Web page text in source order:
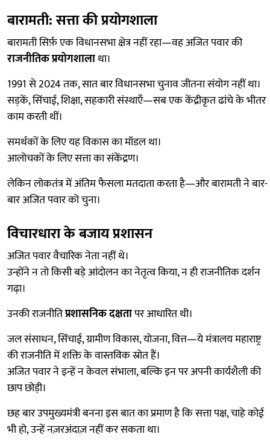
बारामती: सत्ता की प्रयोगशाला
बारामती सिर्फ़ एक विधानसभा क्षेत्र नहीं रहा—वह अजित पवार की
राजनीतिक प्रयोगशालाथा।
1991 से 2024 तक, सात बार विधानसभा चुनाव जीतना संयोग नहीं था।
सड़कें, सिंचाई, शिक्षा, सहकारी संस्थाएँ—सब एक केंद्रीकृत ढांचे के भीतर
काम करती थीं।
समर्थकों के लिए यह विकास का मॉडल था।
आलोचकों के लिए सत्ता का संकेंद्रण।
लेकिन लोकतंत्र में अंतिम फैसला मतदाता करता है—और बारामती ने बार-
बार अजित पवार को चुना।
विचारधारा के बजाय प्रशासन
अजित पवार वैचारिक नेता नहीं थे।
उन्होंने न तो किसी बड़े आंदोलन का नेतृत्व किया, न ही राजनीतिक दर्शन
गढ़ा।
उनकी राजनीतिप्रशासनिक दक्षतापर आधारित थी।
जल संसाधन, सिंचाई, ग्रामीण विकास, योजना, वित्त—ये मंत्रालय महाराष्ट्र
की राजनीति में शक्ति के वास्तविक स्रोत हैं।
अजित पवार ने इन्हें न केवल संभाला, बल्कि इन पर अपनी कार्यशैली की
छाप छोड़ी।
छह बार उपमुख्यमंत्री बनना इस बात का प्रमाण है कि सत्ता पक्ष, चाहे कोई
भी हो, उन्हें नज़रअंदाज़ नहीं कर सकता था।